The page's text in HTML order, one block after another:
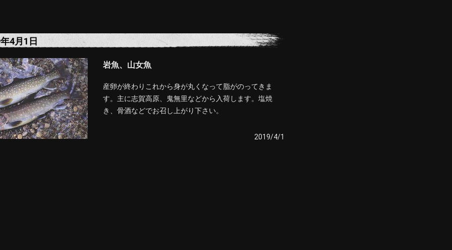
4月1日
岩魚、山女魚
産卵が終わりこれから身が丸くなって脂がのってきま
す。主に志賀高原、鬼無里などから入荷します。塩焼
き、骨酒などでお召し上がり下さい。
2019/4/1